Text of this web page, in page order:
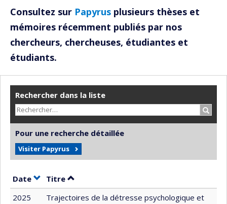
Consultez sur Papyrus plusieurs thèses et
mémoires récemment publiés par nos
chercheurs, chercheuses, étudiantes et
étudiants.
Rechercher dans la liste
Pour une recherche détaillée
Visiter Papyrus
Date Trier par date en ordre croissant
Titre Trier par titre en ordre croissant
2025
Trajectoires de la détresse psychologique et